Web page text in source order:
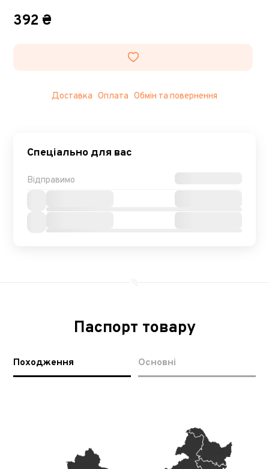
392 ₴
Доставка Оплата Обмін та повернення
Спеціально для вас
Відправимо
Паспорт товару
Походження Основні